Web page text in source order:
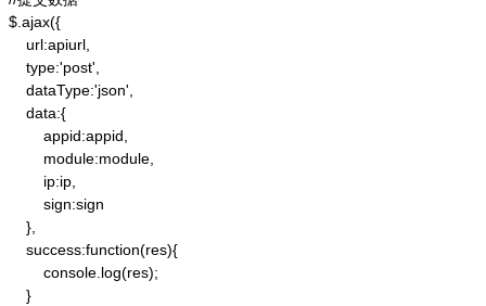
$.ajax({
    url:apiurl,
    type:'post',
    dataType:'json',
    data:{
        appid:appid,
        module:module,
        ip:ip,
        sign:sign
    },
    success:function(res){
        console.log(res);
    }